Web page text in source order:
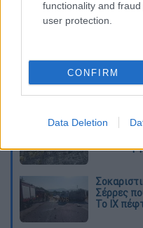
functionality and
user protection.
CONFIRM
Data Deletion
Διαβάστε ακόμη
Βοιωτία:
όλα τα
Σέρρες
Το ΙΧ